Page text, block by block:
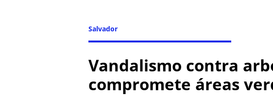
Salvador
Vandalismo contra
compromete áreas